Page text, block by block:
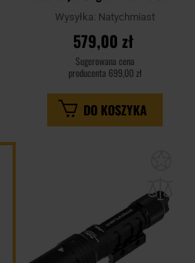
White Desert Tan - 800
lumenów, Blue Laser
Wysyłka: Natychmiast
579,00 zł
Sugerowana cena
producenta 699,00 zł
DO KOSZYKA